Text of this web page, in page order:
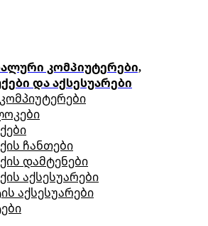
კომპიუტერები,
და აქსესუარები
კომპიუტერები
ჩანთები
დამტენები
აქსესუარები
აქსესუარები